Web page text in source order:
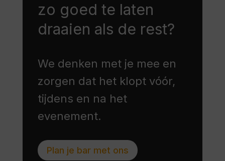
zo goed te laten
draaien als de rest?
We denken met je mee en
zorgen dat het klopt vóór,
tijdens en na het
evenement.
Plan je bar met ons